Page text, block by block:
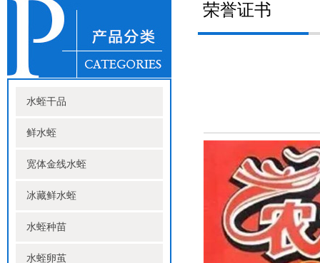
水蛭干品
鲜水蛭
宽体金线水蛭
冰藏鲜水蛭
水蛭种苗
水蛭卵茧
荣誉证书